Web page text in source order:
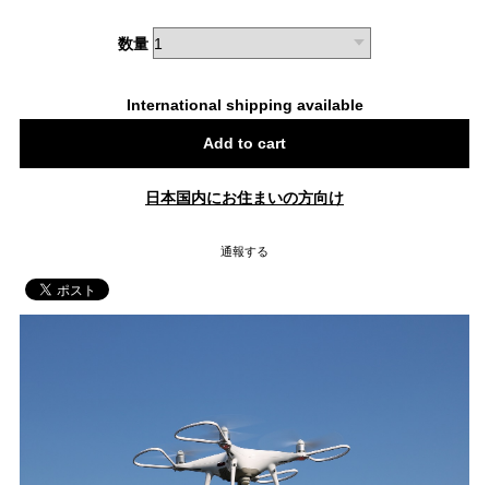
数量
International shipping available
Add to cart
日本国内にお住まいの方向け
通報する